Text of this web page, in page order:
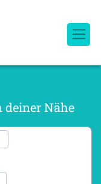
deiner Nähe